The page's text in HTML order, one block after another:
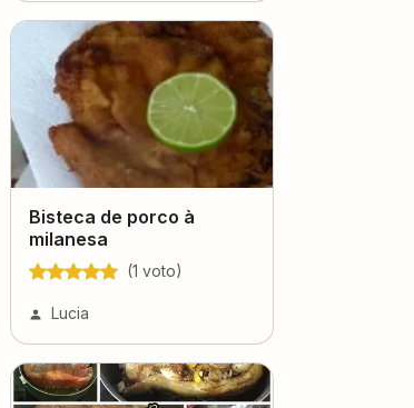
Bisteca de porco à
milanesa
(1 voto)
Lucia